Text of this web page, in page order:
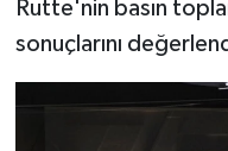
Rutte'nin basın
sonuçlarını